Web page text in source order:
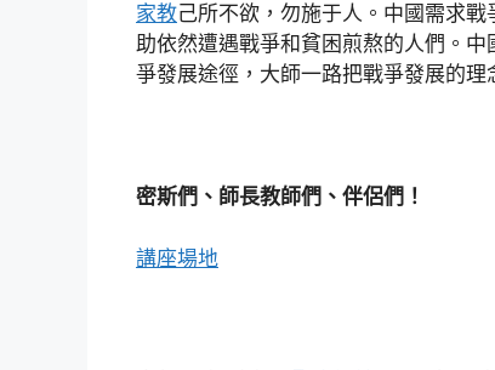
家教己所不欲，勿施于人。中國需求
助依然遭遇戰爭和貧困煎熬的人們。
爭發展途徑，大師一路把戰爭發展的理
密斯們、師長教師們、伴侶們！
講座場地